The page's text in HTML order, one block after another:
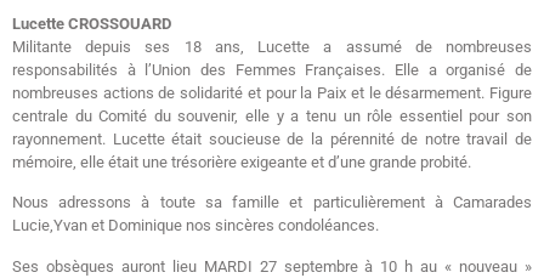
Lucette CROSSOUARD
Militante depuis ses 18 ans, Lucette a assumé de nombreuses
responsabilités à l’Union des Femmes Françaises. Elle a organisé de
nombreuses actions de solidarité et pour la Paix et le désarmement. Figure
centrale du Comité du souvenir, elle y a tenu un rôle essentiel pour son
rayonnement. Lucette était soucieuse de la pérennité de notre travail de
mémoire, elle était une trésorière exigeante et d’une grande probité.
Nous adressons à toute sa famille et particulièrement à Camarades
Lucie,Yvan et Dominique nos sincères condoléances.
Ses obsèques auront lieu MARDI 27 septembre à 10 h au « nouveau »